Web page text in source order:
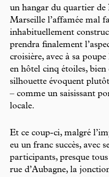
un hangar du quartier de
Marseille l’affamée mal
inhabituellement
prendra finalement
croisière, avec à sa
en hôtel cinq étoiles, bien
silhouette évoquent
– comme un saisissant
locale.
Et ce coup-ci, malgré
eu un franc succès, avec
participants, presque
rue d’Aubagne, la